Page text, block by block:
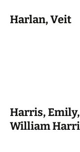
Harlan, Veit
Harris, Emily,
William